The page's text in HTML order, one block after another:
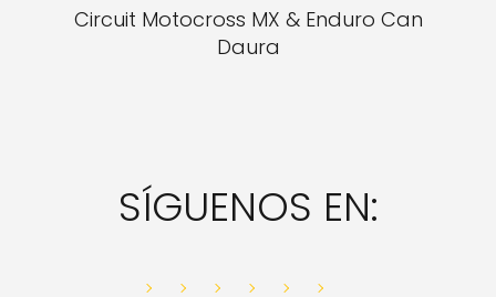
Circuit Motocross MX & Enduro Can
Daura
SÍGUENOS EN: